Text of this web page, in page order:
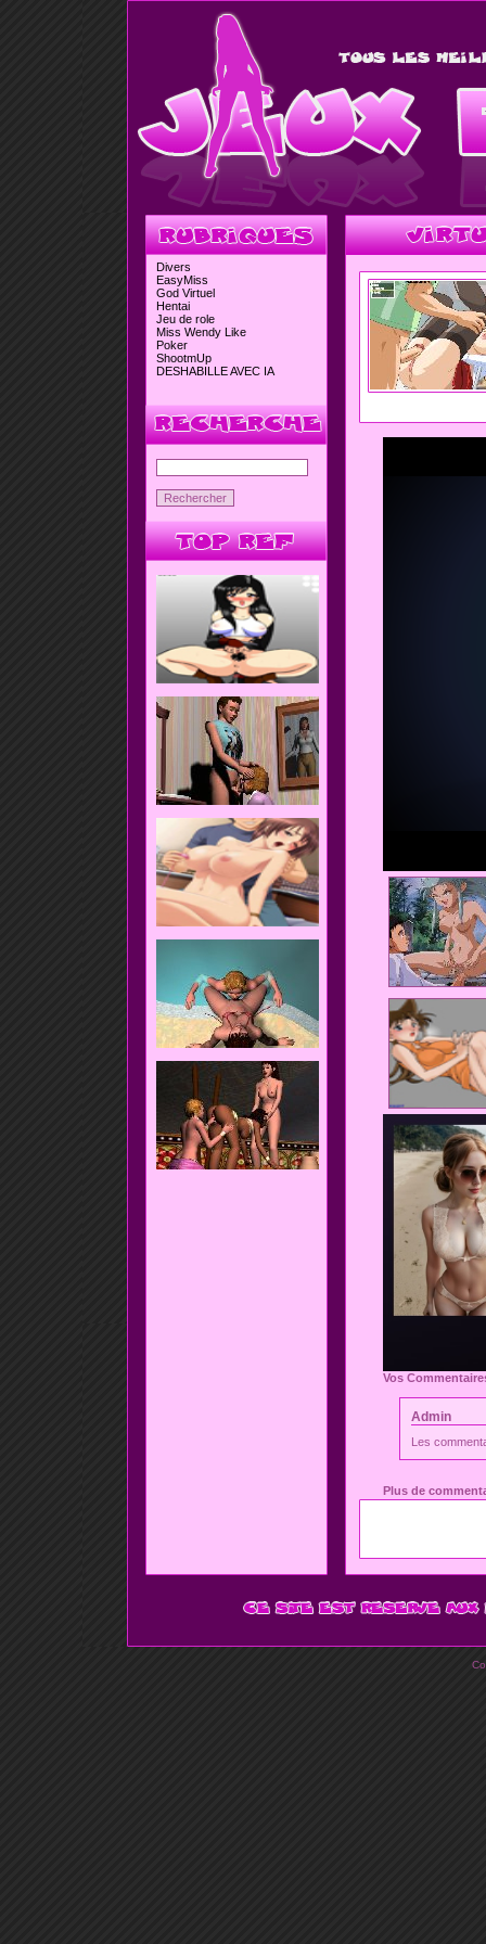
Divers
EasyMiss
God Virtuel
Hentai
Jeu de role
Miss Wendy Like
Poker
ShootmUp
DESHABILLE AVEC IA
Vos
Admin
Les
Plus de